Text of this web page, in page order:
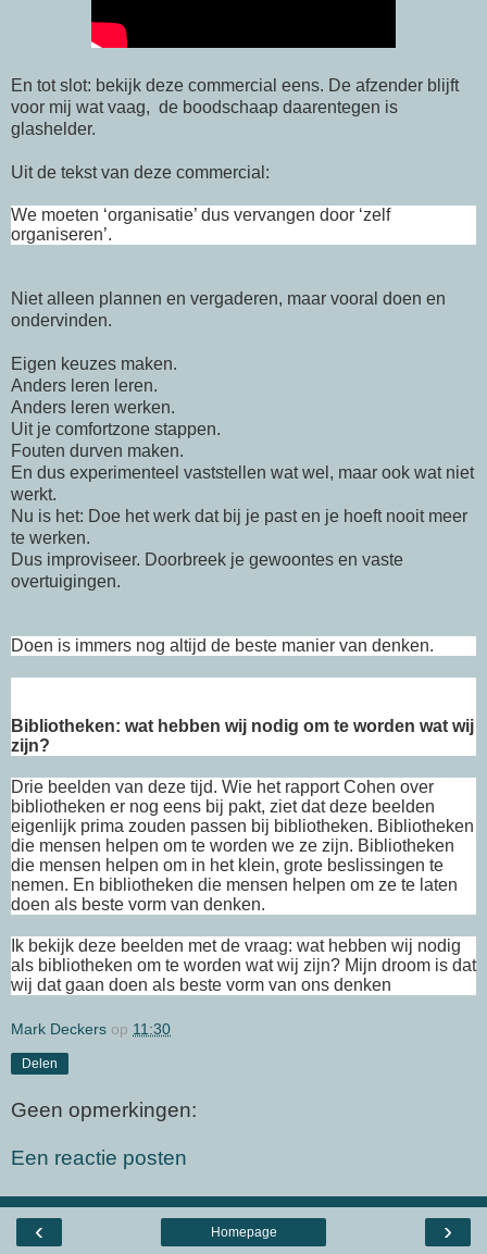
En tot slot: bekijk deze commercial eens. De afzender blijft
voor mij wat vaag, de boodschaap daarentegen is
glashelder.
Uit de tekst van deze commercial:
We moeten ‘organisatie’ dus vervangen door ‘zelf
organiseren’.
Niet alleen plannen en vergaderen, maar vooral doen en
ondervinden.
Eigen keuzes maken.
Anders leren leren.
Anders leren werken.
Uit je comfortzone stappen.
Fouten durven maken.
En dus experimenteel vaststellen wat wel, maar ook wat niet
werkt.
Nu is het: Doe het werk dat bij je past en je hoeft nooit meer
te werken.
Dus improviseer. Doorbreek je gewoontes en vaste
overtuigingen.
Doen is immers nog altijd de beste manier van denken.
Bibliotheken: wat hebben wij nodig om te worden wat wij
zijn?
Drie beelden van deze tijd. Wie het rapport Cohen over
bibliotheken er nog eens bij pakt, ziet dat deze beelden
eigenlijk prima zouden passen bij bibliotheken. Bibliotheken
die mensen helpen om te worden we ze zijn. Bibliotheken
die mensen helpen om in het klein, grote beslissingen te
nemen. En bibliotheken die mensen helpen om ze te laten
doen als beste vorm van denken.
Ik bekijk deze beelden met de vraag: wat hebben wij nodig
als bibliotheken om te worden wat wij zijn? Mijn droom is dat
wij dat gaan doen als beste vorm van ons denken
Mark Deckers op 11:30
Delen
Geen opmerkingen:
Een reactie posten
‹ ›
Homepage